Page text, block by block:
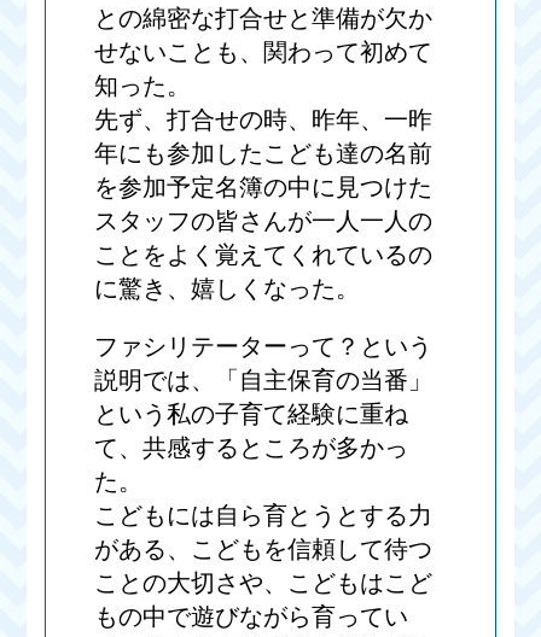
との綿密な打合せと準備が欠か
せないことも、関わって初めて
知った。
先ず、打合せの時、昨年、一昨
年にも参加したこども達の名前
を参加予定名簿の中に見つけた
スタッフの皆さんが一人一人の
ことをよく覚えてくれているの
に驚き、嬉しくなった。
ファシリテーターって？という
説明では、「自主保育の当番」
という私の子育て経験に重ね
て、共感するところが多かっ
た。
こどもには自ら育とうとする力
がある、こどもを信頼して待つ
ことの大切さや、こどもはこど
もの中で遊びながら育ってい